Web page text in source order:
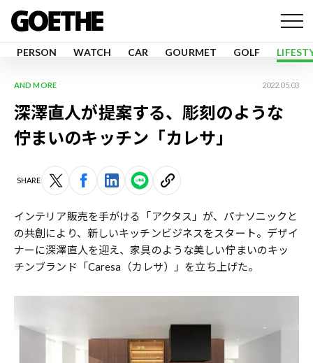
PERSON WATCH CAR GOURMET GOLF
AND MORE 2022.05.03
深澤直人が提案する、彫刻のような
佇まいのキッチン「カレサ」
SHARE
インテリア販売を手がける「アクタス」が、パナソニックと
の共創により、新しいキッチンビジネスをスタート。デザイ
ナーに深澤直人を迎え、家具のような美しい佇まいのキッ
チンブランド「Caresa（カレサ）」を立ち上げた。